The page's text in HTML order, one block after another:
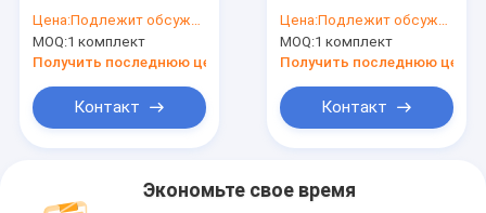
клапан-бабочка для
станции
гидроэлектроэнергии
Цена:Подлежит обсуждению
MOQ:1 комплект
Получить последнюю цену
Контакт
тяжелый служил
фланцем клапан-
бабочка для
гидроэлектроэнергии
Цена:Подлежит обсуждению
MOQ:1 комплект
Получить последнюю цену
Контакт
Экономьте свое время